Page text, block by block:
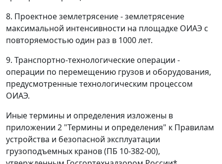
8. Проектное землетрясение- землетрясение
максимальной интенсивности на площадке ОИАЭ с
повторяемостью один раз в 1000 лет.
9. Транспортно-технологические операции -
операции по перемещению грузов и оборудования,
предусмотренные технологическим процессом
ОИАЭ.
Иные термины и определения изложены в
приложении 2 "Термины и определения" к Правилам
устройства и безопасной эксплуатации
грузоподъемных кранов (ПБ 10-382-00),